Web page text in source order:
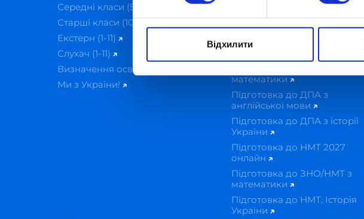
Відхилити
Середні класи (5-9)
Старші класи (10-11)
Екстерн (1-11)
Слухач (1-11)
Визначення освітнього рівня
Ми з України!
Підготовка до ДПА онлайн
Підготовка до ДПА з
математики
Підготовка до ДПА з
англійської мови
Підготовка до ДПА з історії
України
Підготовка до НМТ 2027
онлайн
Підготовка до ЗНО/НМТ з
математики
Підготовка до НМТ. Історія
України